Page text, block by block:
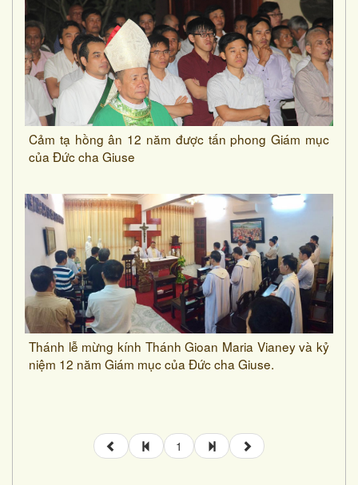
Cảm tạ hồng ân 12 năm được tấn phong Giám mục
của Đức cha Giuse
Thánh lễ mừng kính Thánh Gioan Maria Vianey và kỷ
niệm 12 năm Giám mục của Đức cha Giuse.
1